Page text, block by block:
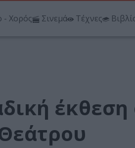
- Χορός Σινεμά Τέχνες
έκθεση